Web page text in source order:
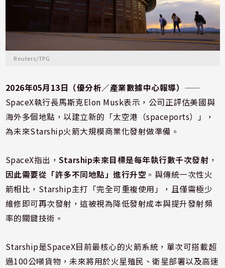
Reuters/TPG
2026年05月13日（優分析／產業數據中心報導） ⸺
SpaceX執行長馬斯克Elon Musk表示，公司正評估美國與
海外多個地點，以建立新的「太空港（spaceports）」，
為未來Starship火箭大規模商業化發射做準備。
SpaceX指出，Starship未來目標是每年執行數千次發射 ，
因此需要從「許多不同地點」進行升空 。與傳統一次性火
箭相比，Starship主打「完全可重複使用」，且僅需極少
維修即可再次發射，這被視為降低發射成本與提升發射頻
率的關鍵技術。
Starship是SpaceX目前最核心的火箭系統，單次可搭載超
過100公噸貨物，未來將用於火星殖民、衛星部署以及高速